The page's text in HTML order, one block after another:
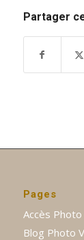
Partager
Pages
Accès Photo
Blog Photo